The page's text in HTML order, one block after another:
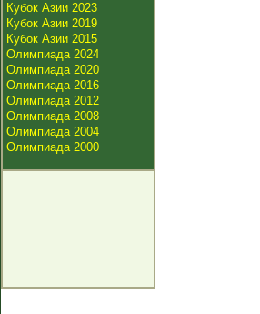
Кубок Азии 2023
Кубок Азии 2019
Кубок Азии 2015
Олимпиада 2024
Олимпиада 2020
Олимпиада 2016
Олимпиада 2012
Олимпиада 2008
Олимпиада 2004
Олимпиада 2000